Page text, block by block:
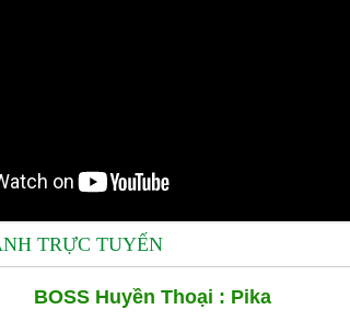
TRỰC TUYẾN
BOSS Huyền Thoại : Pika